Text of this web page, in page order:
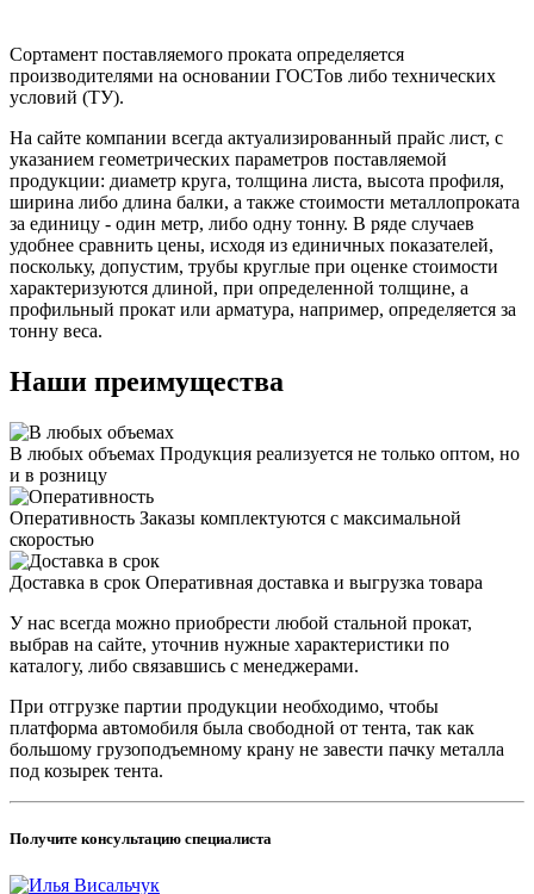
Сортамент поставляемого проката определяется
производителями на основании ГОСТов либо технических
условий (ТУ).
На сайте компании всегда актуализированный прайс лист, с
указанием геометрических параметров поставляемой
продукции: диаметр круга, толщина листа, высота профиля,
ширина либо длина балки, а также стоимости металлопроката
за единицу - один метр, либо одну тонну. В ряде случаев
удобнее сравнить цены, исходя из единичных показателей,
поскольку, допустим, трубы круглые при оценке стоимости
характеризуются длиной, при определенной толщине, а
профильный прокат или арматура, например, определяется за
тонну веса.
Наши преимущества
В любых объемах Продукция реализуется не только оптом, но
и в розницу
Оперативность Заказы комплектуются с максимальной
скоростью
Доставка в срок Оперативная доставка и выгрузка товара
У нас всегда можно приобрести любой стальной прокат,
выбрав на сайте, уточнив нужные характеристики по
каталогу, либо связавшись с менеджерами.
При отгрузке партии продукции необходимо, чтобы
платформа автомобиля была свободной от тента, так как
большому грузоподъемному крану не завести пачку металла
под козырек тента.
Получите консультацию специалиста